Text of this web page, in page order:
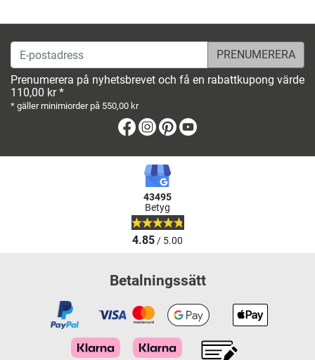
E-postadress
Prenumerera på nyhetsbrevet och få en rabattkupong värde
110,00 kr *
* gäller minimiorder på 550,00 kr
Facebook
Instagram
Pinterest
43495
Betyg
4.85/ 5.00
Betalningssätt